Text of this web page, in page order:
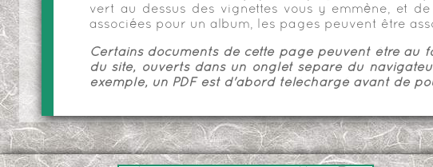
vert au dessus des vignettes vous y emmène, et
associées pour un album, les pages peuvent être
Certains documents de cette page peuvent être au
du site, ouverts dans un onglet séparé du
exemple, un PDF est d'abord téléchargé avant de